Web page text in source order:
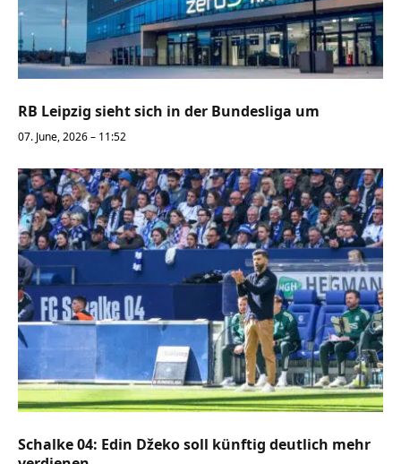
RB Leipzig sieht sich in der Bundesliga um
07. June, 2026 – 11:52
Schalke 04: Edin Džeko soll künftig deutlich mehr